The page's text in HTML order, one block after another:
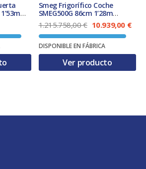
Smeg Frigorífico Coche
SMEG500G 86cm 1’28m
Amarillo 109L Clase F
1.215.758,00€ E
l
p
r
e
c
g
10.939,00 €E
u
DISPONIBLE EN FÁBRICA
Ver producto